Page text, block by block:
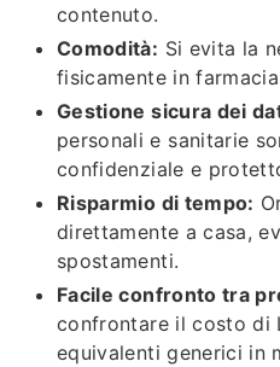
contenuto.
Comodità: Si evita la
fisicamente in
Gestione sicura dei
personali e sanitarie
confidenziale e
Risparmio di tempo:
direttamente a casa,
spostamenti.
Facile confronto tra
confrontare il costo di
equivalenti generici in